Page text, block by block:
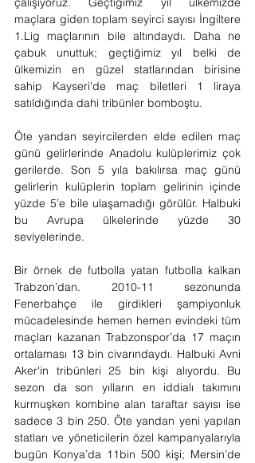
maçlara giden toplam seyirci sayısı İngiltere
1.Lig maçlarının bile altındaydı. Daha ne
çabuk unuttuk; geçtiğimiz yıl belki de
ülkemizin en güzel statlarından birisine
sahip Kayseri'de maç biletleri 1 liraya
satıldığında dahi tribünler bomboştu.
Öte yandan seyircilerden elde edilen maç
günü gelirlerinde Anadolu kulüplerimiz çok
gerilerde. Son 5 yıla bakılırsa maç günü
gelirlerin kulüplerin toplam gelirinin içinde
yüzde 5’e bile ulaşamadığı görülür. Halbuki
bu Avrupa ülkelerinde yüzde 30
seviyelerinde.
Bir örnek de futbolla yatan futbolla kalkan
Trabzon’dan. 2010-11 sezonunda
Fenerbahçe ile girdikleri şampiyonluk
mücadelesinde hemen hemen evindeki tüm
maçları kazanan Trabzonspor’da 17 maçın
ortalaması 13 bin civarındaydı. Halbuki Avni
Aker'in tribünleri 25 bin kişi alıyordu. Bu
sezon da son yılların en iddialı takımını
kurmuşken kombine alan taraftar sayısı ise
sadece 3 bin 250. Öte yandan yeni yapılan
statları ve yöneticilerin özel kampanyalarıyla
bugün Konya’da 11bin 500 kişi; Mersin’de